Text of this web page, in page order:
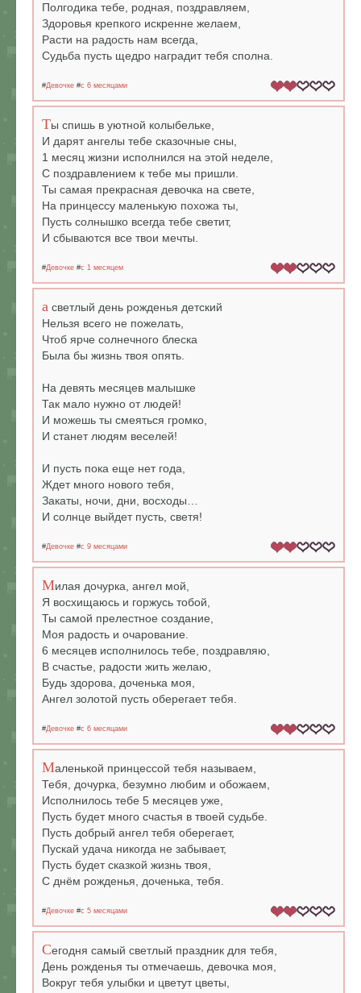
Полгодика тебе, родная, поздравляем,
Здоровья крепкого искренне желаем,
Расти на радость нам всегда,
Судьба пусть щедро наградит тебя сполна.
#Девочке #c 6 месяцами
Ты спишь в уютной колыбельке,
И дарят ангелы тебе сказочные сны,
1 месяц жизни исполнился на этой неделе,
С поздравлением к тебе мы пришли.
Ты самая прекрасная девочка на свете,
На принцессу маленькую похожа ты,
Пусть солнышко всегда тебе светит,
И сбываются все твои мечты.
#Девочке #c 1 месяцем
а светлый день рожденья детский
Нельзя всего не пожелать,
Чтоб ярче солнечного блеска
Была бы жизнь твоя опять.
На девять месяцев малышке
Так мало нужно от людей!
И можешь ты смеяться громко,
И станет людям веселей!
И пусть пока еще нет года,
Ждет много нового тебя,
Закаты, ночи, дни, восходы…
И солнце выйдет пусть, светя!
#Девочке #c 9 месяцами
Милая дочурка, ангел мой,
Я восхищаюсь и горжусь тобой,
Ты самой прелестное создание,
Моя радость и очарование.
6 месяцев исполнилось тебе, поздравляю,
В счастье, радости жить желаю,
Будь здорова, доченька моя,
Ангел золотой пусть оберегает тебя.
#Девочке #c 6 месяцами
Маленькой принцессой тебя называем,
Тебя, дочурка, безумно любим и обожаем,
Исполнилось тебе 5 месяцев уже,
Пусть будет много счастья в твоей судьбе.
Пусть добрый ангел тебя оберегает,
Пускай удача никогда не забывает,
Пусть будет сказкой жизнь твоя,
С днём рожденья, доченька, тебя.
#Девочке #c 5 месяцами
Сегодня самый светлый праздник для тебя,
День рожденья ты отмечаешь, девочка моя,
Вокруг тебя улыбки и цветут цветы,